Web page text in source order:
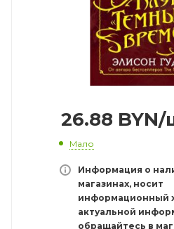
26.88 BYN/
Мало
Информация о
магазинах, носит
информационный
актуальной
обращайтесь в